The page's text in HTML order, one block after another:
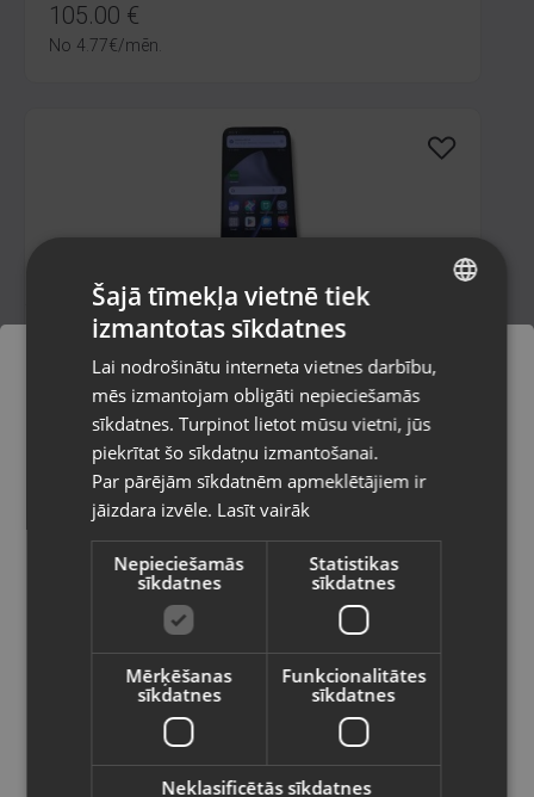
105.00 €
No 4.77€/mēn.
Xiaomi 15T 256GB 12GB RAM
Rīga, Kurzemes prospekts 59a
Stāvoklis Mazlietots (Garantija 12 mēneši)
345.00€
€ /mēn.
Xiaomi Redmi Note 14 Pro 4G 256GB 8GB
Pasūtījumi tiks piegādāti uz
izvēlēto valsti
Vietnes saturs būs attēlots izvēlētajā
valodā
Valsts
Latviešu / Latvian
RUSSIAN
Šajā tīmekļa vietnē tiek
izmantotas sīkdatnes
Lai nodrošinātu interneta vietnes darbību,
mēs izmantojam obligāti nepieciešamās
sīkdatnes. Turpinot lietot mūsu vietni, jūs
piekrītat šo sīkdatņu izmantošanai.
Par pārējām sīkdatnēm apmeklētājiem ir
jāizdara izvēle. Lasīt vairāk
Nepieciešamās
sīkdatnes
Statistikas
sīkdatnes
Mērķēšanas
sīkdatnes
Funkcionalitātes
sīkdatnes
Neklasificētās sīkdatnes